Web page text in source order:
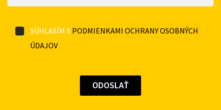
SÚHLASÍM S PODMIENKAMI OCHRANY OSOBNÝCH
ÚDAJOV